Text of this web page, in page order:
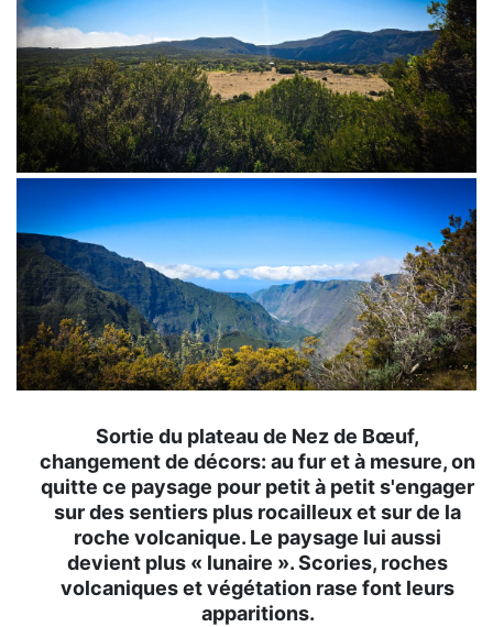
Sortie du plateau de Nez de Bœuf,
changement de décors: au fur et à mesure, on
quitte ce paysage pour petit à petit s'engager
sur des sentiers plus rocailleux et sur de la
roche volcanique. Le paysage lui aussi
devient plus « lunaire ». Scories, roches
volcaniques et végétation rase font leurs
apparitions.